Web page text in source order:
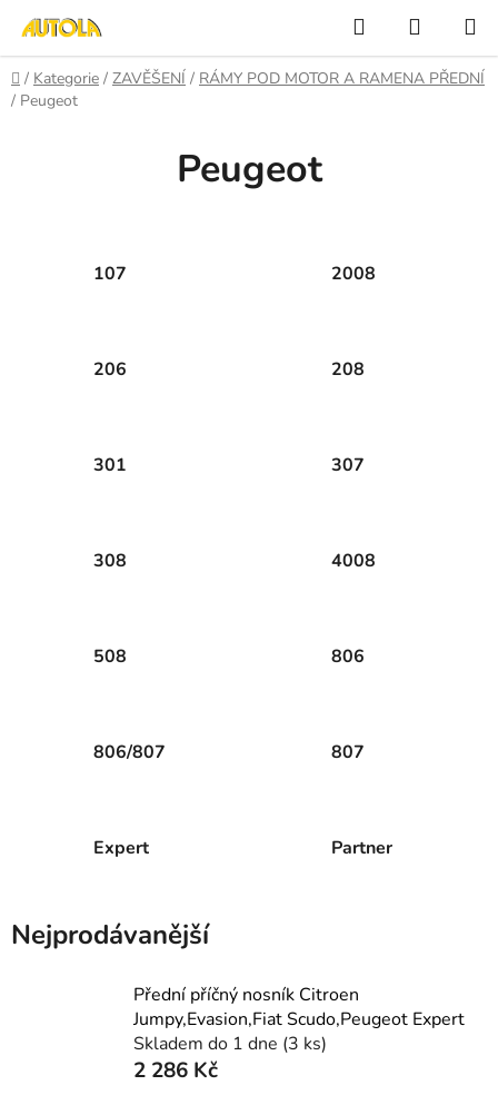
obsah
Hledat
KOŠÍK
Domů
/ Kategorie / ZAVĚŠENÍ / RÁMY POD MOTOR A RAMENA PŘEDNÍ
/ Peugeot
Peugeot
107 2008
206 208
301 307
308 4008
508 806
806/807 807
Expert Partner
Nejprodávanější
Přední příčný nosník Citroen
Jumpy,Evasion,Fiat Scudo,Peugeot Expert
Skladem do 1 dne (3 ks)
2 286 Kč